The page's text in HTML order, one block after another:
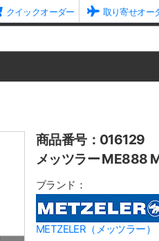
クイックオーダー 取り寄せオー
商品番号：016129
メッツラー ME888
ブランド：
METZELER（メッツラー）